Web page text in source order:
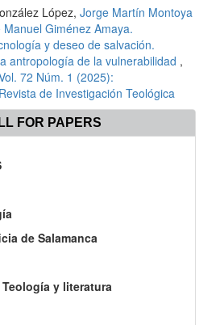
López, Jorge Martín Montoya
Giménez Amaya.
y deseo de salvación.
antropología de la vulnerabilidad ,
72 Núm. 1 (2025):
de Investigación Teológica
FOR PAPERS
de Salamanca
y literatura